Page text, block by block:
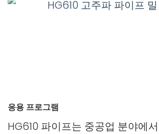
응용 프로그램
HG610 파이프는 중공업 분야에